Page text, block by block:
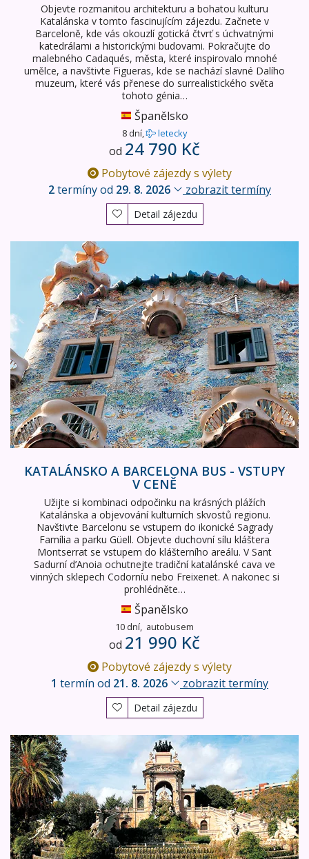
Objevte rozmanitou architekturu a bohatou kulturu
Katalánska v tomto fascinujícím zájezdu. Začnete v
Barceloně, kde vás okouzlí gotická čtvrť s úchvatnými
katedrálami a historickými budovami. Pokračujte do
malebného Cadaqués, města, které inspirovalo mnohé
umělce, a navštivte Figueras, kde se nachází slavné Dalího
muzeum, které vás přenese do surrealistického světa
tohoto génia…
Španělsko
8 dní, letecky
od 24 790 Kč
Pobytové zájezdy s výlety
2termíny od 29. 8. 2026 zobrazit termíny
Detail zájezdu
Katalánsko a Barcelona BUS - vstupy v ceně
KATALÁNSKO A BARCELONA BUS - VSTUPY
V CENĚ
Užijte si kombinaci odpočinku na krásných plážích
Katalánska a objevování kulturních skvostů regionu.
Navštivte Barcelonu se vstupem do ikonické Sagrady
Família a parku Güell. Objevte duchovní sílu kláštera
Montserrat se vstupem do klášterního areálu. V Sant
Sadurní d’Anoia ochutnejte tradiční katalánské cava ve
vinných sklepech Codorníu nebo Freixenet. A nakonec si
prohlédněte…
Španělsko
10 dní, autobusem
od 21 990 Kč
Pobytové zájezdy s výlety
1 termín od 21. 8. 2026 zobrazit termíny
Detail zájezdu
Katalánsko a Barcelona LET - vstupy v ceně